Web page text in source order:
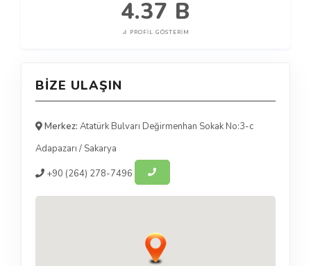
4.37 B
PROFIL GÖSTERIM
BIZE ULAŞIN
Merkez: Atatürk Bulvarı Değirmenhan Sokak No:3-c
Adapazarı / Sakarya
+90 (264) 278-7496